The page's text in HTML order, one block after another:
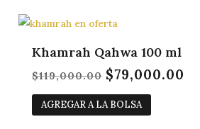
Khamrah Qahwa 100 ml
$119,000.00 El
precio
original
$79,000.00
AGREGAR A LA BOLSA